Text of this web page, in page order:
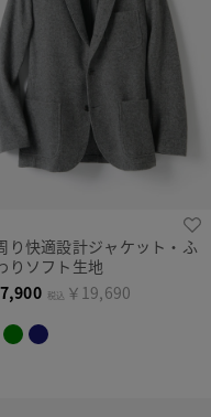
り快適設計ジャケット・ふ
りソフト生地
税込 ￥19,690